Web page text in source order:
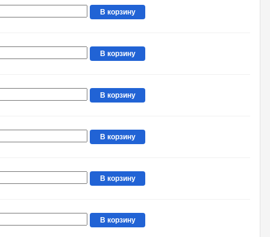
В корзину
В корзину
В корзину
В корзину
В корзину
В корзину